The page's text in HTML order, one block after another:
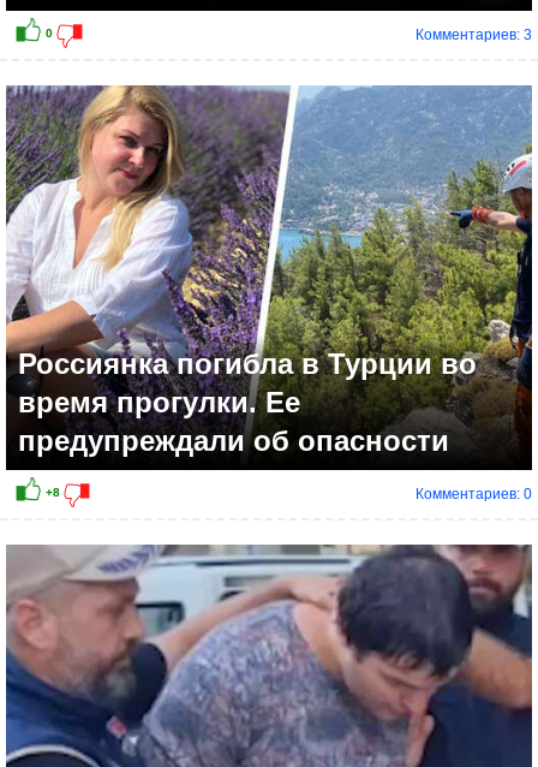
0
Комментариев: 3
Россиянка погибла в Турции во
время прогулки. Ее
предупреждали об опасности
Комментариев: 0